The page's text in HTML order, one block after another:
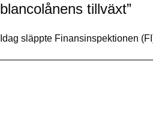
blancolånens tillväxt”
Idag släppte Finansinspektionen